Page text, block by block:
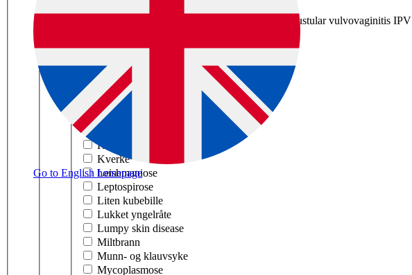
Go to English homepage
Infeksiøs bovin rhinotrakeitt IBR / infeksiøs pustular vulvovaginitis IPV
Infeksiøs laryngotrakeitt ILT
Katteinfluensa
Kennelhoste
Klassisk svinepest
Koronavirus hos hest
Kugalskap BSE
Kverke
Leishmaniose
Leptospirose
Liten kubebille
Lukket yngelråte
Lumpy skin disease
Miltbrann
Munn- og klauvsyke
Mycoplasmose